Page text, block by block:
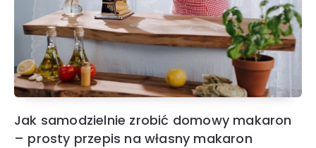
Jak samodzielnie zrobić domowy makaron
– prosty przepis na własny makaron